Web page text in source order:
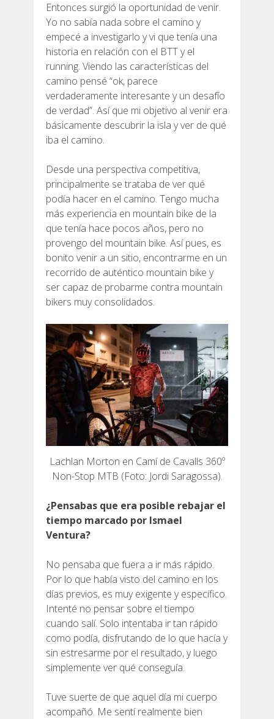
TRAIL RUNNING
8 ETAPAS
7 ETAPAS
6 ETAPAS
4 ETAPAS
NON-STOP
NORMAS Y CRITERIOS DE VALIDACIÓN
RÁNKING
SERVICIO DE ASISTENCIA
ENVÍA UN INTENTO
PRECIO
ALOJAMIENTO
EXTRAS
REGLAMENTO
Entonces surgió la oportunidad de venir.
Yo no sabía nada sobre el camino y
empecé a investigarlo y vi que tenía una
historia en relación con el BTT y el
running. Viendo las características del
camino pensé “ok, parece
verdaderamente interesante y un desafío
de verdad”. Así que mi objetivo al venir era
básicamente descubrir la isla y ver de qué
iba el camino.
Desde una perspectiva competitiva,
principalmente se trataba de ver qué
podía hacer en el camino. Tengo mucha
más experiencia en mountain bike de la
que tenía hace pocos años, pero no
provengo del mountain bike. Así pues, es
bonito venir a un sitio, encontrarme en un
recorrido de auténtico mountain bike y
ser capaz de probarme contra mountain
bikers muy consolidados.
Lachlan Morton en Camí de Cavalls 360º
Non-Stop MTB (Foto: Jordi Saragossa).
¿Pensabas que era posible rebajar el
tiempo marcado por Ismael
Ventura?
No pensaba que fuera a ir más rápido.
Por lo que había visto del camino en los
días previos, es muy exigente y específico.
Intenté no pensar sobre el tiempo
cuando salí. Solo intentaba ir tan rápido
como podía, disfrutando de lo que hacía y
sin estresarme por el resultado, y luego
simplemente ver qué conseguía.
Tuve suerte de que aquel día mi cuerpo
acompañó. Me sentí realmente bien